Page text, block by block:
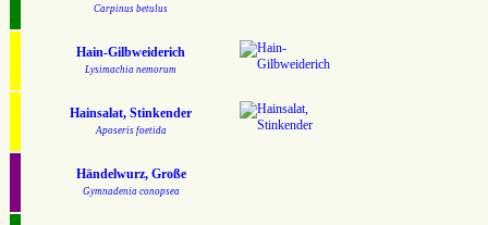
Carpinus betulus
Hain-Gilbweiderich
Lysimachia nemorum
Hainsalat, Stinkender
Aposeris foetida
Händelwurz, Große
Gymnadenia conopsea